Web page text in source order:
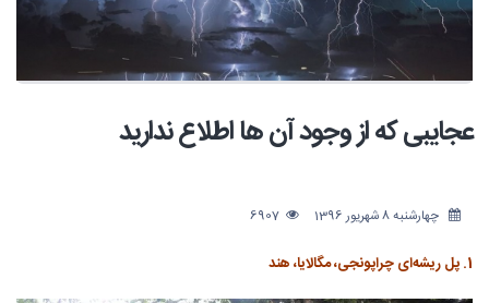
عجایبی که از وجود آن ها اطلاع ندارید
چهارشنبه 8 شهریور 1396
1. پل ریشه‌ای چراپونجی، مگالایا، هند